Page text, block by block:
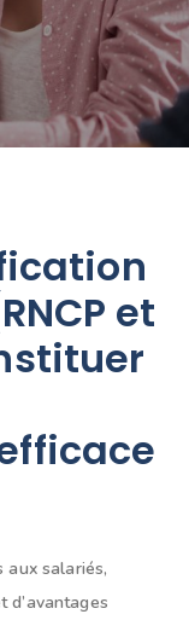
et
aux salariés,
d’avantages